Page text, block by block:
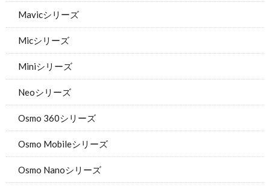
Mavicシリーズ
Micシリーズ
Miniシリーズ
Neoシリーズ
Osmo 360シリーズ
Osmo Mobileシリーズ
Osmo Nanoシリーズ